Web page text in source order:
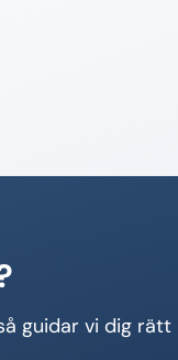
guidar vi dig rätt